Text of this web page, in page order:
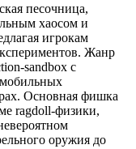
песочница,
хаосом и
игрокам
Жанр
sandbox с
Основная фишка
ragdoll-физики,
оружия до